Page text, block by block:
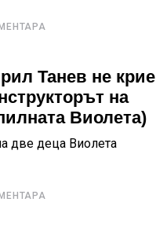
Танев не крие
на
Виолета)
две деца Виолета